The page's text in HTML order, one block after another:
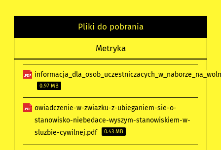
Pliki do pobrania
Metryka
0.97 MB
owiadczenie-w-zwiazku-z-ubieganiem-sie-o-
stanowisko-niebedace-wyszym-stanowiskiem-w-
sluzbie-cywilnej.pdf
0.43 MB